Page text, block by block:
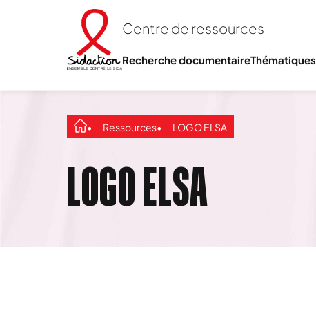
Centre de ressources
Recherche documentaireThématiques
Ressources LOGO ELSA
LOGO ELSA